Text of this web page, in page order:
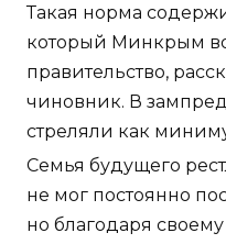
Такая норма
который Минкрым
правительство,
чиновник. В
стреляли как
Семья будущего
не мог постоянно
но благодаря